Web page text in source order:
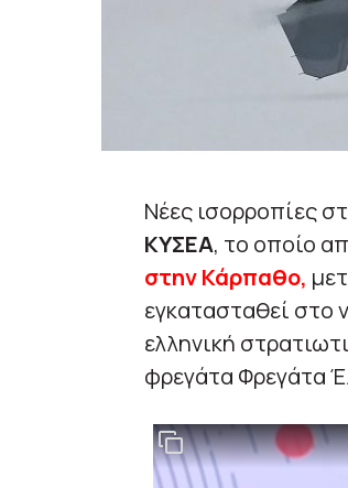
Νέες ισορροπίες
ΚΥΣΕΑ, το οποίο
στην Κάρπαθο,
εγκατασταθεί στο
ελληνική
φρεγάτα Φρεγάτα